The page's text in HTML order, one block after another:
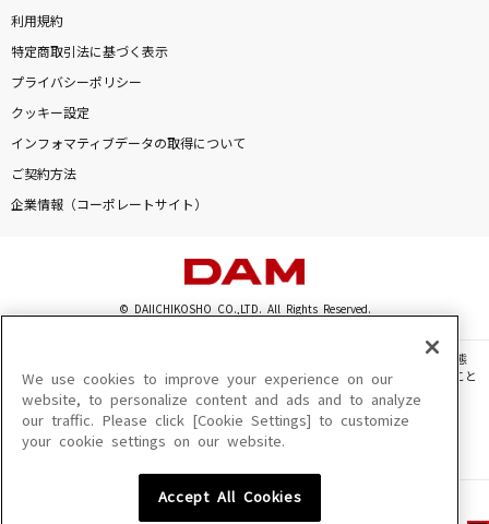
利用規約
特定商取引法に基づく表示
プライバシーポリシー
クッキー設定
インフォマティブデータの取得について
ご契約方法
企業情報（コーポレートサイト）
© DAIICHIKOSHO CO.,LTD. All Rights Reserved.
このサイトに掲載されている一切の文章・画像・写真・動画・音声等を、手段や形態
を問わず、著作権法の定める範囲を超えて無断で複製、転載、ファイル化などすること
を禁じます。
楽曲及びコンテンツは、機種によりご利用いただけない場合があります。
楽曲及びコンテンツの配信日、配信内容が変更になる場合があります。
We use cookies to improve your experience on our
website, to personalize content and ads and to analyze
our traffic. Please click [Cookie Settings] to customize
your cookie settings on our website.
Accept All Cookies